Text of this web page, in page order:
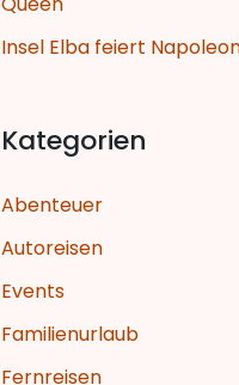
h
:Insel Elba feiert
Kategorien
Abenteuer
Autoreisen
Events
Familienurlaub
Fernreisen